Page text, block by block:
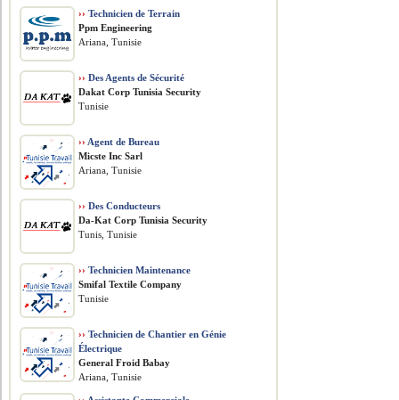
›› Technicien de Terrain
Ppm Engineering
Ariana, Tunisie
›› Des Agents de Sécurité
Dakat Corp Tunisia Security
Tunisie
›› Agent de Bureau
Micste Inc Sarl
Ariana, Tunisie
›› Des Conducteurs
Da-Kat Corp Tunisia Security
Tunis, Tunisie
›› Technicien Maintenance
Smifal Textile Company
Tunisie
›› Technicien de Chantier en Génie
Électrique
General Froid Babay
Ariana, Tunisie